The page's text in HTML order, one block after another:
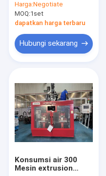
Mesin Cetak Injeksi Medis
Machine dengan
540mm Plate Stroke
dan 300 Konsumsi Air
Harga:Negotiate
MOQ:1set
dapatkan harga terbaru
Hubungi sekarang
Konsumsi air 300
Mesin extrusion